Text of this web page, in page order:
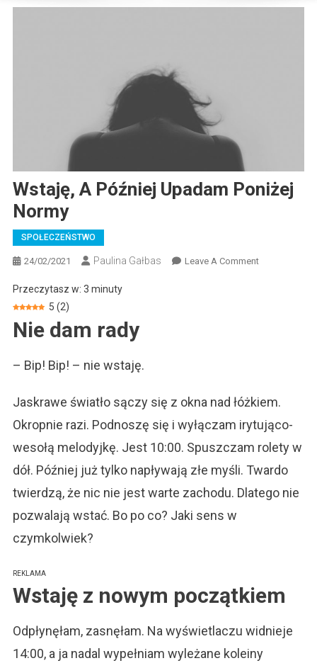
Wstaję, A Później Upadam Poniżej
Normy
SPOŁECZEŃSTWO
24/02/2021 Paulina Gałbas Leave A CommentOn
Przeczytasz w: 3 minuty
5 (2)
Nie dam rady
– Bip! Bip! – nie wstaję.
Jaskrawe światło sączy się z okna nad łóżkiem.
Okropnie razi. Podnoszę się i wyłączam irytująco-
wesołą melodyjkę. Jest 10:00. Spuszczam rolety w
dół. Później już tylko napływają złe myśli. Twardo
twierdzą, że nic nie jest warte zachodu. Dlatego nie
pozwalają wstać. Bo po co? Jaki sens w
czymkolwiek?
REKLAMA
Wstaję z nowym początkiem
Odpłynęłam, zasnęłam. Na wyświetlaczu widnieje
14:00, a ja nadal wypełniam wyleżane koleiny